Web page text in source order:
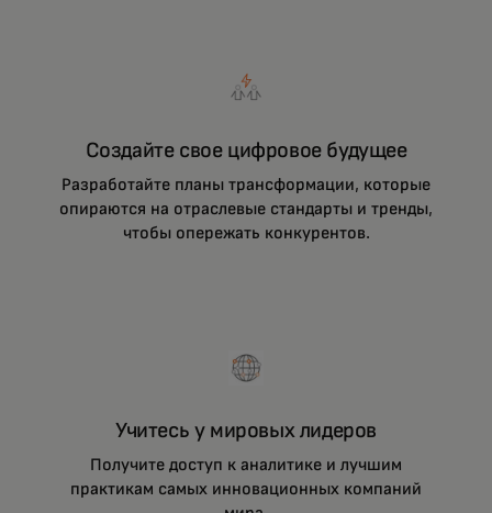
Создайте свое цифровое будущее
Разработайте планы трансформации, которые
опираются на отраслевые стандарты и тренды,
чтобы опережать конкурентов.
Учитесь у мировых лидеров
Получите доступ к аналитике и лучшим
практикам самых инновационных компаний